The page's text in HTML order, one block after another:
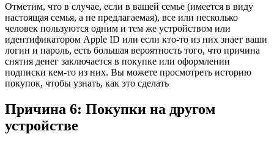
Отметим, что в случае, если в вашей семье (имеется в виду
настоящая семья, а не предлагаемая), все или несколько
человек пользуются одним и тем же устройством или
идентификатором Apple ID или если кто-то из них знает ваши
логин и пароль, есть большая вероятность того, что причина
снятия денег заключается в покупке или оформлении
подписки кем-то из них. Вы можете просмотреть историю
покупок, чтобы узнать, как это сделать
Причина 6: Покупки на другом
устройстве